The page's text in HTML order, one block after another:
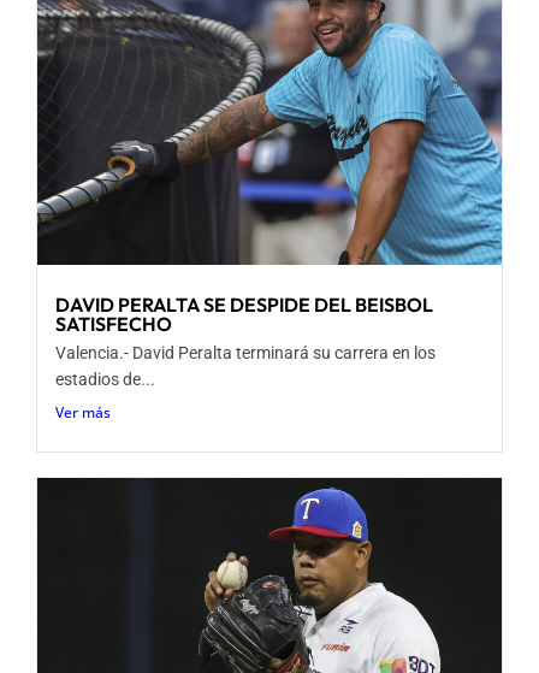
DAVID PERALTA SE DESPIDE DEL BEISBOL
SATISFECHO
Valencia.- David Peralta terminará su carrera en los
estadios de...
Ver más